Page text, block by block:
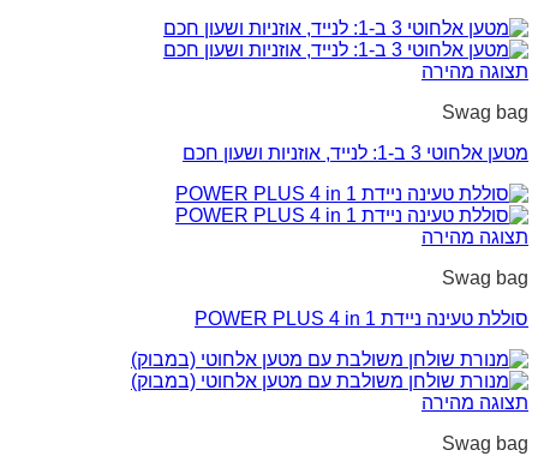
תצוגה מהירה
Swag bag
מטען אלחוטי 3 ב-1: לנייד, אוזניות ושעון חכם
תצוגה מהירה
Swag bag
סוללת טעינה ניידת POWER PLUS 4 in 1
תצוגה מהירה
Swag bag